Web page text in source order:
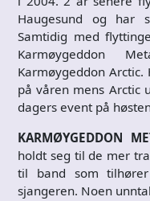
Haugesund og har
Samtidig med
Karmøygeddon
Karmøygeddon
på våren mens Arctic
dagers event på
KARMØYGEDDON
holdt seg til de mer
til band som
sjangeren. Noen